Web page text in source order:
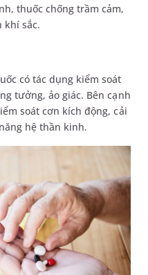
thuốc chống trầm cảm,
khí sắc.
có tác dụng kiểm soát
tưởng, ảo giác. Bên cạnh
soát cơn kích động, cải
hệ thần kinh.